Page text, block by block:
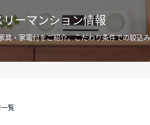
ーマンション情報
・家電付をご紹介。こだわり条件での絞込み
覧